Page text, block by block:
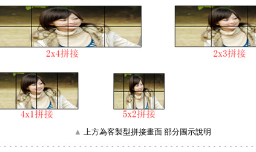
▲ 上方為客製型拼接畫面 部分圖示說明